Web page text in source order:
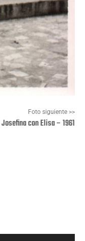
Foto siguiente >>
con Elisa – 1961